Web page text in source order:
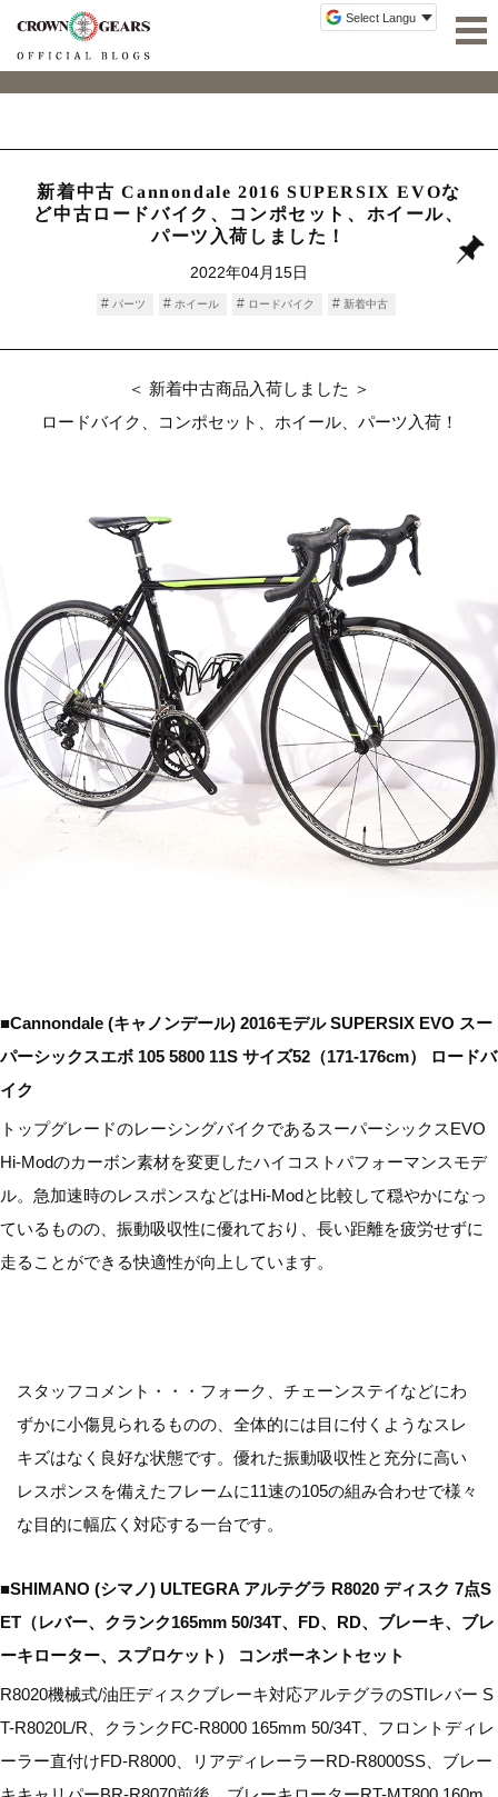
新着中古 Cannondale 2016 SUPERSIX EVOな
ど中古ロードバイク、コンポセット、ホイール、
パーツ入荷しました！
2022年04月15日
パーツ ホイール ロードバイク 新着中古
＜ 新着中古商品入荷しました ＞
ロードバイク、コンポセット、ホイール、パーツ入荷！
■Cannondale (キャノンデール) 2016モデル SUPERSIX EVO スー
パーシックスエボ 105 5800 11S サイズ52（171-176cm） ロードバ
イク
トップグレードのレーシングバイクであるスーパーシックスEVO
Hi-Modのカーボン素材を変更したハイコストパフォーマンスモデ
ル。急加速時のレスポンスなどはHi-Modと比較して穏やかになっ
ているものの、振動吸収性に優れており、長い距離を疲労せずに
走ることができる快適性が向上しています。
スタッフコメント・・・フォーク、チェーンステイなどにわ
ずかに小傷見られるものの、全体的には目に付くようなスレ
キズはなく良好な状態です。優れた振動吸収性と充分に高い
レスポンスを備えたフレームに11速の105の組み合わせで様々
な目的に幅広く対応する一台です。
■SHIMANO (シマノ) ULTEGRA アルテグラ R8020 ディスク 7点S
ET（レバー、クランク165mm 50/34T、FD、RD、ブレーキ、ブレ
ーキローター、スプロケット） コンポーネントセット
R8020機械式/油圧ディスクブレーキ対応アルテグラのSTIレバー S
T-R8020L/R、クランクFC-R8000 165mm 50/34T、フロントディレ
ーラー直付けFD-R8000、リアディレーラーRD-R8000SS、ブレー